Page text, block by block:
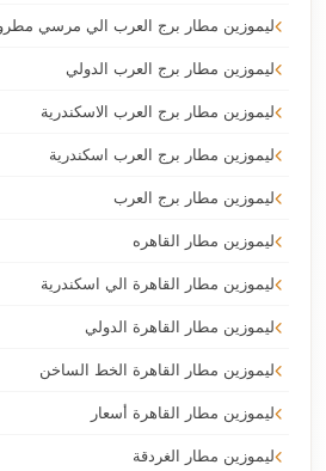
ليموزين مطار برج العرب الي مرسي مطروح
ليموزين مطار برج العرب الدولي
ليموزين مطار برج العرب الاسكندرية
ليموزين مطار برج العرب اسكندرية
ليموزين مطار برج العرب
ليموزين مطار القاهره
ليموزين مطار القاهرة الي اسكندرية
ليموزين مطار القاهرة الدولي
ليموزين مطار القاهرة الخط الساخن
ليموزين مطار القاهرة أسعار
ليموزين مطار الغردقة